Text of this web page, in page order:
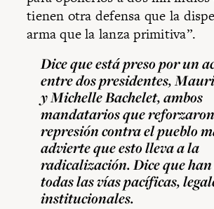
tienen otra defensa que la
arma que la lanza primitiva”.
Dice que está preso por un
entre dos presidentes,
y Michelle Bachelet, ambos
mandatarios que
represión contra el pueblo
advierte que esto lleva a la
radicalización. Dice que
todas las vías pacíficas,
institucionales.